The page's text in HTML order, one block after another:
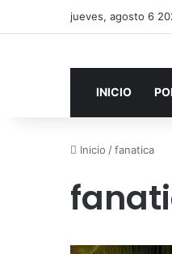
jueves, agosto 6
INICIO
Inicio /fanatica